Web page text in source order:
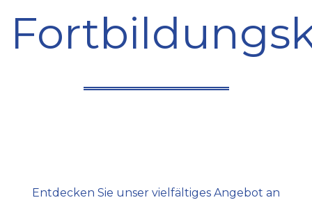
Entdecken Sie unser vielfältiges Angebot an